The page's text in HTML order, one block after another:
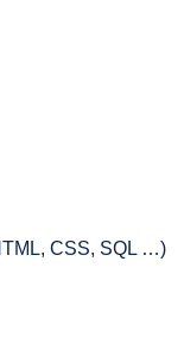
CSS, SQL …)